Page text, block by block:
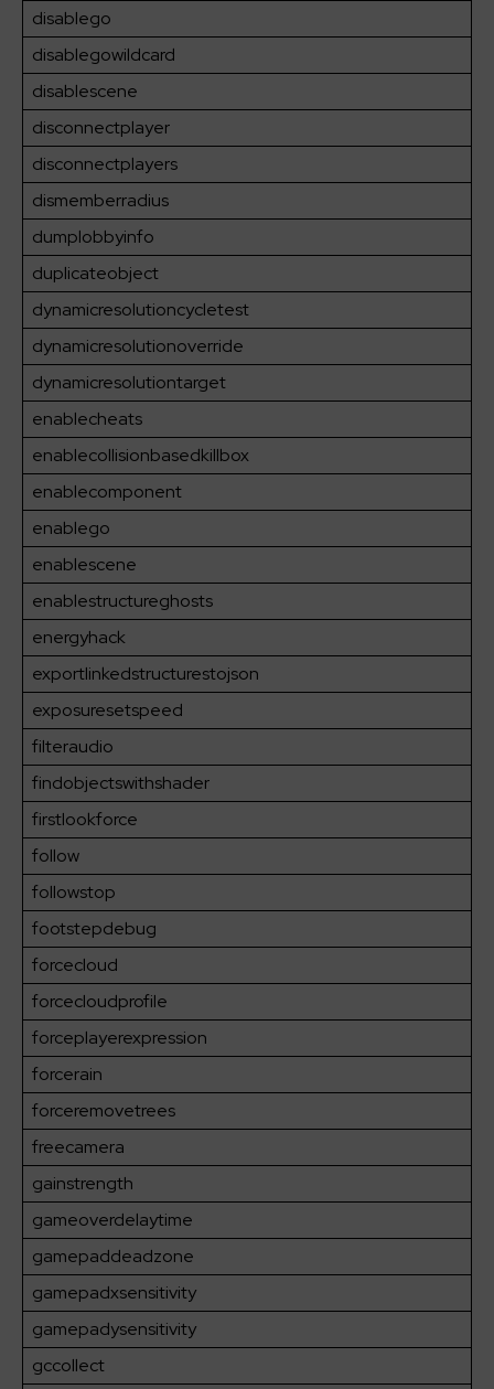
disablego
disablegowildcard
disablescene
disconnectplayer
disconnectplayers
dismemberradius
dumplobbyinfo
duplicateobject
dynamicresolutioncycletest
dynamicresolutionoverride
dynamicresolutiontarget
enablecheats
enablecollisionbasedkillbox
enablecomponent
enablego
enablescene
enablestructureghosts
energyhack
exportlinkedstructurestojson
exposuresetspeed
filteraudio
findobjectswithshader
firstlookforce
follow
followstop
footstepdebug
forcecloud
forcecloudprofile
forceplayerexpression
forcerain
forceremovetrees
freecamera
gainstrength
gameoverdelaytime
gamepaddeadzone
gamepadxsensitivity
gamepadysensitivity
gccollect